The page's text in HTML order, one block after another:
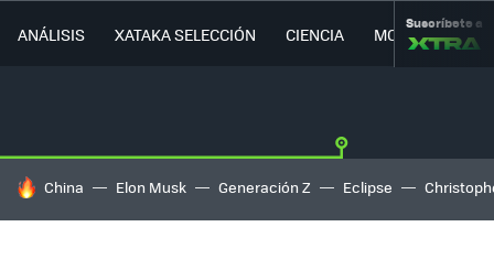
ANÁLISIS XATAKA SELECCIÓN CIENCIA MOVILIDAD
Suscríbete a
HOY SE HABLA DE
China Elon Musk Generación Z Eclipse